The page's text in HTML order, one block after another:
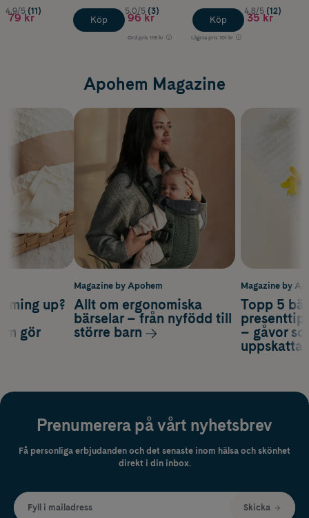
4.9/5 (11)
79 kr Köp
5.0/5 (3)
96 kr
Ord.pris 119 kr Lägsta pris 101 kr
Köp
4.8/5 (12)
35 kr
Apohem Magazine
Magazine by
Topp 5
– gåvor
up?
gör
Magazine by Apohem
Allt om ergonomiska
bärselar – från nyfödd till
större barn
Prenumerera på vårt nyhetsbrev
Få personliga erbjudanden och det senaste inom hälsa och skönhet
direkt i din inbox.
Fyll i mailadress Skicka